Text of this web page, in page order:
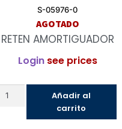
S-05976-0
AGOTADO
RETEN AMORTIGUADOR
Loginsee prices
Añadir al
carrito